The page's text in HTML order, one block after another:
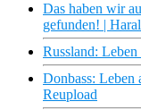
Das haben wir
gefunden! |
Russland:
Donbass: Leben
Reupload